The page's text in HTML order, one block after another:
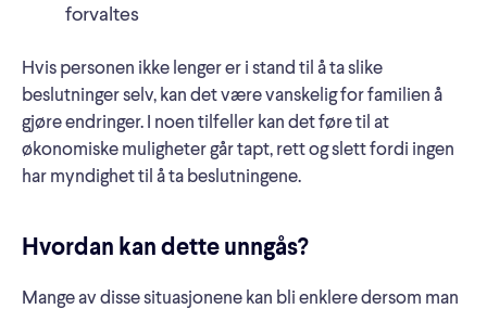
forvaltes
Hvis personen ikke lenger er i stand til å ta slike
beslutninger selv, kan det være vanskelig for familien å
gjøre endringer. I noen tilfeller kan det føre til at
økonomiske muligheter går tapt, rett og slett fordi ingen
har myndighet til å ta beslutningene.
Hvordan kan dette unngås?
Mange av disse situasjonene kan bli enklere dersom man